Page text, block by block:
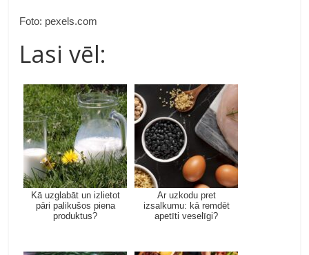
Foto: pexels.com
Lasi vēl:
Kā uzglabāt un izlietot
pāri palikušos piena
produktus?
Ar uzkodu pret
izsalkumu: kā remdēt
apetīti veselīgi?